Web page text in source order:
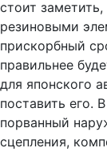
стоит
резиновыми
прискорбный
правильнее
для японского
поставить его.
порванный
сцепления,